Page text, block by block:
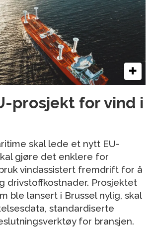
prosjekt for vind i
skal lede et nytt EU-
gjøre det enklere for
vindassistert fremdrift for å
drivstoffkostnader. Prosjektet
ble lansert i Brussel nylig, skal
standardiserte
for bransjen.